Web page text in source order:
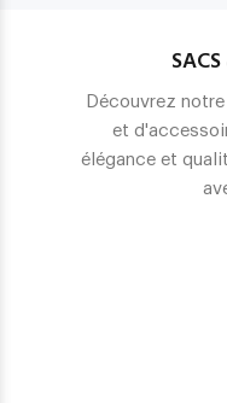
Découvrez
et
élégance et